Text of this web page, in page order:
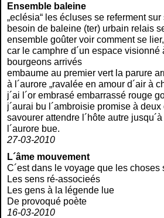
Ensemble baleine
„eclésia“ les écluses se referment
besoin de baleine (ter) urbain relais
ensemble goûter voir comment se
car le camphre d´un espace visionné
bourgeons arrivés
embaume au premier vert la parure
à l´aurore „ravalée en amour d´air à
j´ai l´or embrasé embarrassé rouge
j´aurai bu l´ambroisie promise à deux
savourer attendre l´hôte autre jusqu´à
l´aurore bue.
27-03-2010
L´âme mouvement
C´est dans le voyage que les choses
Les sens ré-associeés
Les gens à la légende lue
De provoqué poète
16-03-2010